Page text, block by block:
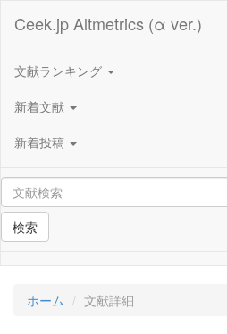
Ceek.jp Altmetrics (α ver.)
文献ランキング
新着文献
新着投稿
検索
ホーム 文献詳細